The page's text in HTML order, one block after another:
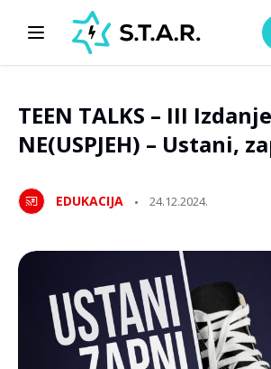
TEEN TALKS – III
NE(USPJEH) – Ustani,
EDUKACIJA 24.12.2024.